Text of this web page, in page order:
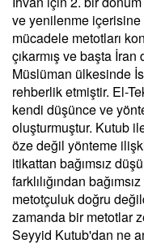
ve yenilenme
mücadele metotları
çıkarmış ve başta
Müslüman ülkesinde
rehberlik etmiştir. El-
kendi düşünce ve
oluşturmuştur. Kutub
öze değil yönteme
itikattan bağımsız
farklılığından
metotçuluk doğru
zamanda bir metotlar
Seyyid Kutub'dan ne